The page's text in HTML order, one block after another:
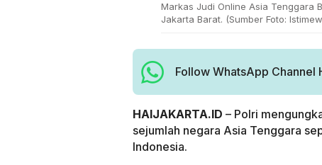
Markas Judi Online Asia Tenggara
Jakarta Barat. (Sumber Foto:
Follow WhatsApp Channel
HAIJAKARTA.ID – Polri
sejumlah negara Asia Tenggara
Indonesia.